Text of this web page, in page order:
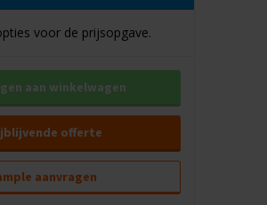
voor de prijsopgave.
aan winkelwagen
offerte
aanvragen